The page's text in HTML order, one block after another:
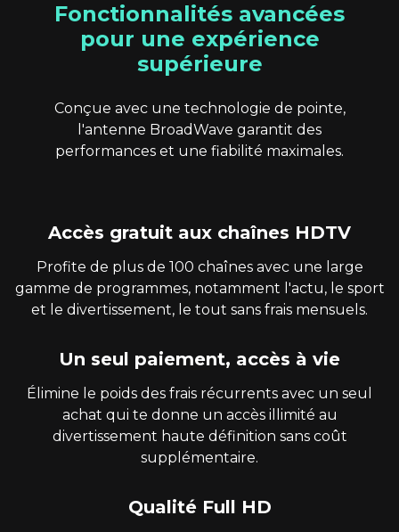
Fonctionnalités avancées
pour une expérience
supérieure
Conçue avec une technologie de pointe,
l'antenne BroadWave garantit des
performances et une fiabilité maximales.
Accès gratuit aux chaînes HDTV
Profite de plus de 100 chaînes avec une large
gamme de programmes, notamment l'actu, le sport
et le divertissement, le tout sans frais mensuels.
Un seul paiement, accès à vie
Élimine le poids des frais récurrents avec un seul
achat qui te donne un accès illimité au
divertissement haute définition sans coût
supplémentaire.
Qualité Full HD